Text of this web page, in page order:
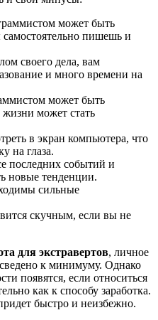
может быть
пишешь и
своего дела, вам
и много времени на
может быть
может стать
в экран компьютера, что
на глаза.
последних событий и
новые тенденции.
сильные
скучным, если вы не
для экстравертов, личное
к минимуму. Однако
появятся, если относиться
как к способу заработка.
быстро и неизбежно.